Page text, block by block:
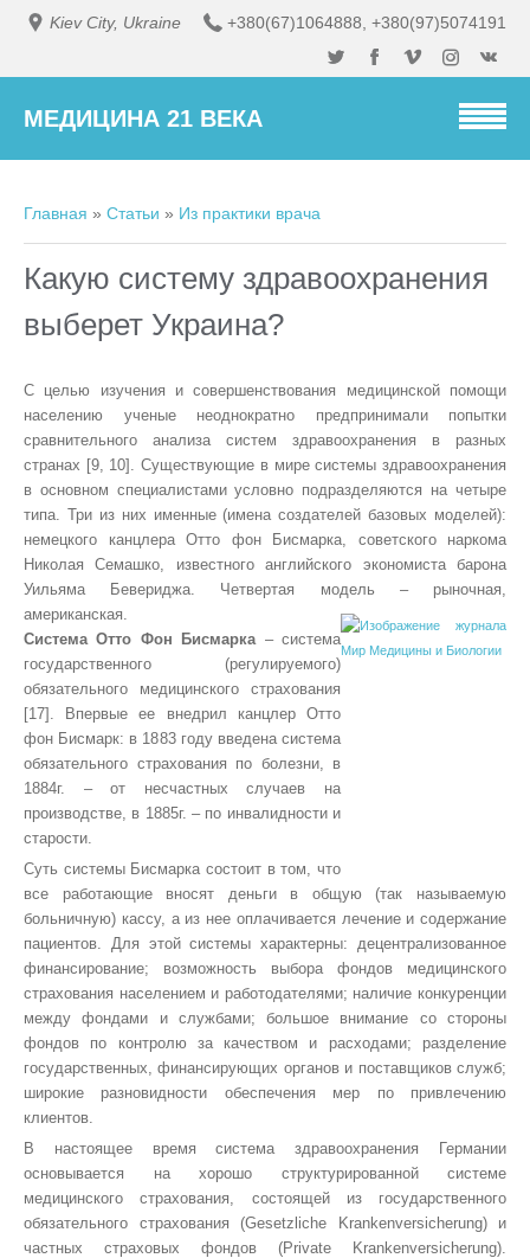
Kiev City, Ukraine +380(67)1064888, +380(97)5074191
МЕДИЦИНА 21 ВЕКА
Главная » Статьи » Из практики врача
Какую систему здравоохранения
выберет Украина?
С целью изучения и совершенствования медицинской помощи
населению ученые неоднократно предпринимали попытки
сравнительного анализа систем здравоохранения в разных
странах [9, 10]. Существующие в мире системы здравоохранения
в основном специалистами условно подразделяются на четыре
типа. Три из них именные (имена создателей базовых моделей):
немецкого канцлера Отто фон Бисмарка , советского наркома
Николая Семашко,
известного английского экономиста барона
Уильяма Бевериджа . Четвертая модель – рыночная,
американская.
Система Отто Фон Бисмарка – система
государственного (регулируемого)
обязательного медицинского
страхования
[17]. Впервые ее внедрил канцлер Отто
фон Бисмарк: в 1883 году введена система
обязательного страхования по болезни, в
1884г. – от несчастных случаев на
производстве, в 1885г. – по инвалидности и
старости.
Суть системы Бисмарка состоит в том, что
все работающие вносят деньги в общую (так называемую
больничную) кассу, а из нее оплачивается лечение и содержание
пациентов. Для этой системы характерны: децентрализованное
финансирование; возможность выбора фондов медицинского
страхования населением и работодателями; наличие конкуренции
между фондами и службами; большое внимание со стороны
фондов по контролю за качеством и расходами; разделение
государственных, финансирующих органов и поставщиков служб;
широкие разновидности обеспечения мер по привлечению
клиентов.
В настоящее время система здравоохранения Германии
основывается на хорошо структурированной системе
медицинского страхования, состоящей из государственного
обязательного страхования (Gesetzliche Krankenversicherung) и
частных страховых фондов (Private Krankenversicherung).